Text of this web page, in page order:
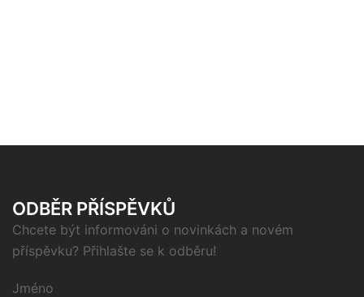
ODBĚR PŘÍSPĚVKŮ
Chcete být informováni o novinkách a novém
příspěvku? Přihlašte se k odběru!
Jméno